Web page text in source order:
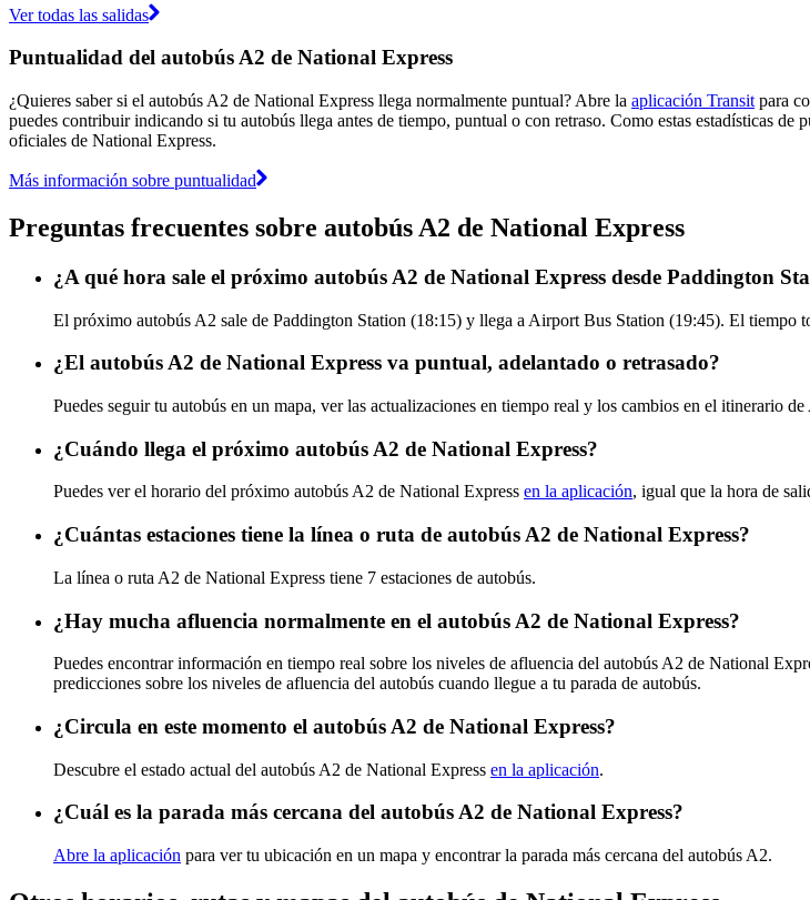
Ver todas las salidas
Puntualidad del autobús A2 de National Express
¿Quieres saber si el autobús A2 de National Express llega normalmente puntual? Abre la aplicación Transit para
puedes contribuir indicando si tu autobús llega antes de tiempo, puntual o con retraso. Como estas estadísticas
oficiales de National Express.
Más información sobre puntualidad
Preguntas frecuentes sobre autobús A2 de National Express
¿A qué hora sale el próximo autobús A2 de National Express desde Paddington
El próximo autobús A2 sale de Paddington Station (18:15) y llega a Airport Bus Station (19:45). El tiempo
¿El autobús A2 de National Express va puntual, adelantado o retrasado?
Puedes seguir tu autobús en un mapa, ver las actualizaciones en tiempo real y los cambios en el itinerario
¿Cuándo llega el próximo autobús A2 de National Express?
Puedes ver el horario del próximo autobús A2 de National Express en la aplicación, igual que la hora de
¿Cuántas estaciones tiene la línea o ruta de autobús A2 de National Express?
La línea o ruta A2 de National Express tiene 7 estaciones de autobús.
¿Hay mucha afluencia normalmente en el autobús A2 de National Express?
Puedes encontrar información en tiempo real sobre los niveles de afluencia del autobús A2 de National
predicciones sobre los niveles de afluencia del autobús cuando llegue a tu parada de autobús.
¿Circula en este momento el autobús A2 de National Express?
Descubre el estado actual del autobús A2 de National Express en la aplicación.
¿Cuál es la parada más cercana del autobús A2 de National Express?
Abre la aplicación para ver tu ubicación en un mapa y encontrar la parada más cercana del autobús A2.